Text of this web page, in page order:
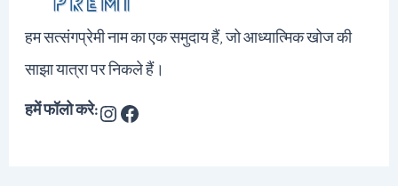
हम सत्संगप्रेमी नाम का एक समुदाय हैं, जो आध्यात्मिक खोज की
साझा यात्रा पर निकले हैं।
हमें फॉलो करे: